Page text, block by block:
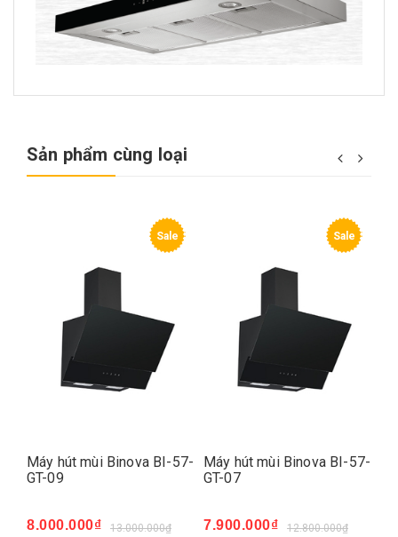
Sản phẩm cùng loại
Sale
Máy hút mùi Binova BI-57-
GT-09
8.000.000₫ 13.000.000₫
Sale
Máy hút mùi Binova BI-57-
GT-07
7.900.000₫ 12.800.000₫